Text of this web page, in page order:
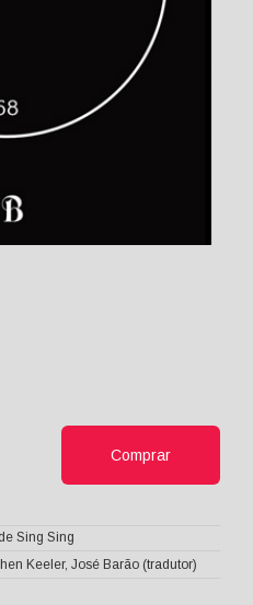
Comprar
Sing Sing
Keeler, José Barão (tradutor)